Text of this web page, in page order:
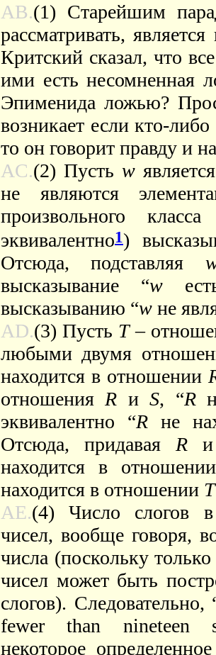
AB.(1) Старейшим
рассматривать,
Критский сказал, что
ими есть несомненная
Эпименида ложью?
возникает если кто-
то он говорит правду и
AC.(2) Пустьw
не являются
произвольного
эквивалентно1)
Отсюда, подставляя
высказывание “w
высказыванию “w не
AD.(3) Пусть T–
любыми двумя
находится в отношении
отношенияR иS, “R
эквивалентно “Rне
Отсюда, придаваяR
находится в
находится в отношении T
AE.(4) Число слогов в
чисел, вообще говоря,
числа (поскольку
чисел может быть
слогов).
fewer than nineteen
некоторое